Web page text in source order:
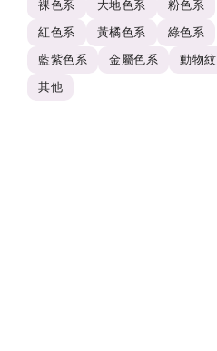
裸色系
大地色系
粉色系
紅色系
黃橘色系
綠色系
藍紫色系
金屬色系
動物紋
其他